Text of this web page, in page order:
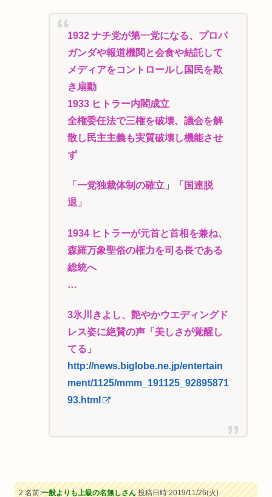
1932 ナチ党が第一党になる、プロパ
ガンダや報道機関と会食や結託して
メディアをコントロールし国民を欺
き扇動
1933 ヒトラー内閣成立
全権委任法で三権を破壊、議会を解
散し民主主義も実質破壊し機能させ
ず
「一党独裁体制の確立」「国連脱
退」
1934 ヒトラーが元首と首相を兼ね、
森羅万象聖俗の権力を司る長である
総統へ
…
3氷川きよし、艶やかウエディングド
レス姿に絶賛の声「美しさが覚醒し
てる」
http://news.biglobe.ne.jp/entertain
ment/1125/mmm_191125_92895871
93.html
2 名前:一般よりも上級の名無しさん投稿日時:2019/11/26(火)